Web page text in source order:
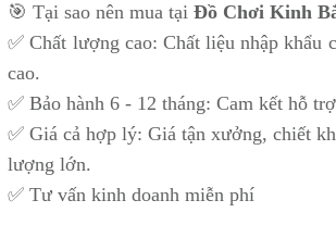
🎯 Tại sao nên mua tại Đồ Chơi Kinh
✅ Chất lượng cao: Chất liệu nhập khẩu
cao.
✅ Bảo hành 6 - 12 tháng: Cam kết hỗ
✅ Giá cả hợp lý: Giá tận xưởng, chiết
lượng lớn.
✅ Tư vấn kinh doanh miễn phí